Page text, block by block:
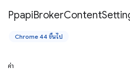
PpapiBrokerContent
Chrome 44 ขึ้นไป
ค่า